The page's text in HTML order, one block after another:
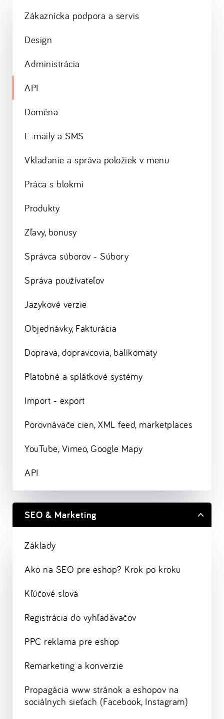
Zákaznícka podpora a servis
Design
Administrácia
API
Doména
E-maily a SMS
Vkladanie a správa položiek v menu
Práca s blokmi
Produkty
Zľavy, bonusy
Správca súborov - Súbory
Správa používateľov
Jazykové verzie
Objednávky, Fakturácia
Doprava, dopravcovia, balíkomaty
Platobné a splátkové systémy
Import - export
Porovnávače cien, XML feed, marketplaces
YouTube, Vimeo, Google Mapy
API
SEO & Marketing
Základy
Ako na SEO pre eshop? Krok po kroku
Kľúčové slová
Registrácia do vyhľadávačov
PPC reklama pre eshop
Remarketing a konverzie
Propagácia www stránok a eshopov na
sociálnych sieťach (Facebook, Instagram)